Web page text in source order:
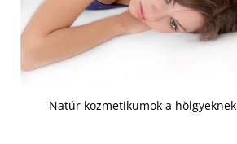
Natúr kozmetikumok a hölgyeknek